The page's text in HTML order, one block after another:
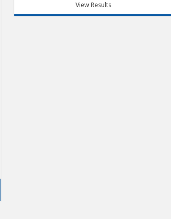
View Results